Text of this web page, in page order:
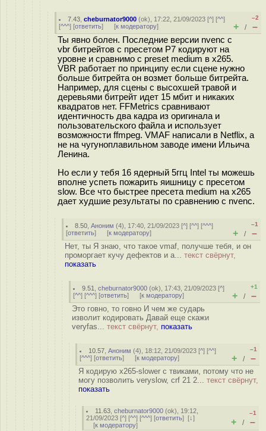
7.43 ,cheburnator9000 (ok), 17:22, 21/09/2023 [^] [^^]
[^^^] [ответить] [к модератору]
–2
+ / –
Ты явно болен. Последние версии nvenc с
vbr битрейтов с пресетом P7 кодируют на
уровне и сравнимо с preset medium в x265.
VBR работает по принципу если сцене нужно
больше битрейта он возмет больше битрейта.
Например, для сцены с высохшей травой и
деревьями битрейт идет 15 мбит и никаких
квадратов нет. FFMetrics сравнивают
идентичность два кадра из оригинала и
пользовательского файла и использует
возможности ffmpeg. VMAF написали в Netflix, а
не на чугуноплавильном заводе имени Ильича
Ленина.
Но если у тебя 16 ядерный 5ггц Intel ты можешь
вполне успеть пожарить яишницу с пресетом
slow. Все что быстрее пресета medium на x265
дает худшие результаты по сравнению с nvenc.
8.50 ,Аноним (4), 17:40, 21/09/2023 [^] [^^] [^^^]
[ответить] [к модератору]
–1
+ / –
Нет, ты Я знаю, что такое vmaf, получше тебя, и он
проморгает кучу дефектов и а... текст свёрнут,
показать
9.51 ,cheburnator9000 (ok), 17:43, 21/09/2023 [^]
[^^] [^^^] [ответить] [к модератору]
+1
+ / –
Это говно, то говно И чем же сударь
изволит кодировать Давай еще скажи
veryfas... текст свёрнут, показать
10.57 ,Аноним (4), 18:12, 21/09/2023 [^] [^^]
[^^^] [ответить] [к модератору]
–1
+ / –
Я кодирую x265-slower с твиками, потому что не
могу позволить veryslow, crf 21 2... текст свёрнут,
показать
11.63 ,cheburnator9000 (ok), 19:12,
21/09/2023 [^] [^^] [^^^] [ответить] [↓]
[к модератору]
–1
+ / –